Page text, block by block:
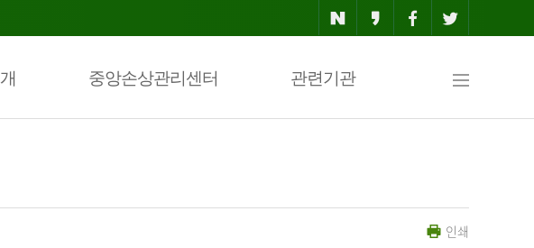
중앙손상관리센터 관련기관
인쇄